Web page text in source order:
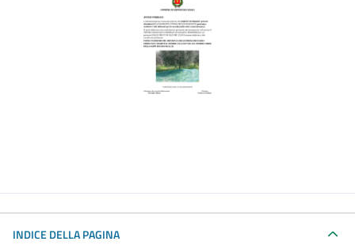
INDICE DELLA PAGINA